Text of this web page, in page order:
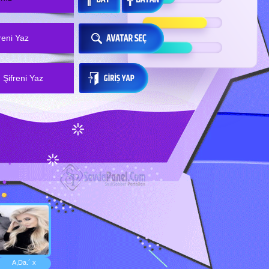
A,Da.´ x